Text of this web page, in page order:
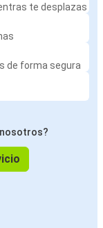
te desplazas
de forma segura
nosotros?